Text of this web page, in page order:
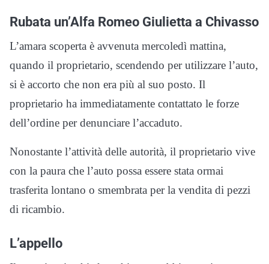
Rubata un’Alfa Romeo Giulietta a Chivasso
L’amara scoperta è avvenuta mercoledì mattina,
quando il proprietario, scendendo per utilizzare l’auto,
si è accorto che non era più al suo posto. Il
proprietario ha immediatamente contattato le forze
dell’ordine per denunciare l’accaduto.
Nonostante l’attività delle autorità, il proprietario vive
con la paura che l’auto possa essere stata ormai
trasferita lontano o smembrata per la vendita di pezzi
di ricambio.
L’appello